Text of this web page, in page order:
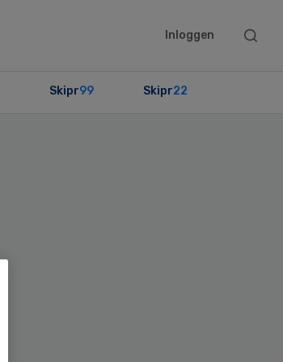
Inloggen
Search
Skipr99 Skipr22